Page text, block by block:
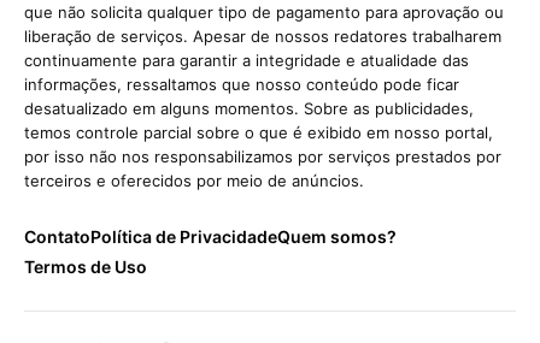
que não solicita qualquer tipo de pagamento para aprovação ou
liberação de serviços. Apesar de nossos redatores trabalharem
continuamente para garantir a integridade e atualidade das
informações, ressaltamos que nosso conteúdo pode ficar
desatualizado em alguns momentos. Sobre as publicidades,
temos controle parcial sobre o que é exibido em nosso portal,
por isso não nos responsabilizamos por serviços prestados por
terceiros e oferecidos por meio de anúncios.
ContatoPolítica de PrivacidadeQuem somos?
Termos de Uso